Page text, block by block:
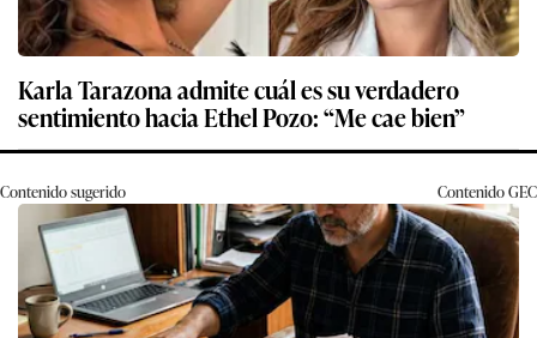
Karla Tarazona admite cuál es su verdadero
sentimiento hacia Ethel Pozo: “Me cae bien”
Contenido sugerido ContenidoGEC